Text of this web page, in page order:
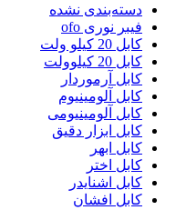
دسته‌بندی نشده
فیبر نوری ofo
کابل 20 کیلو ولت
کابل 20 کیلوولت
کابل آرموردار
کابل آلومینیوم
کابل آلومینیومی
کابل ابزار دقیق
کابل ابهر
کابل اختر
کابل اشنایدر
کابل افشان